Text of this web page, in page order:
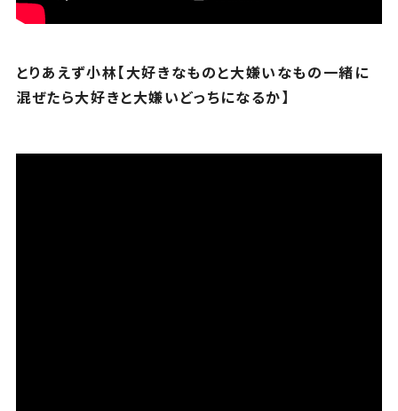
とりあえず小林【大好きなものと大嫌いなもの一緒に
混ぜたら大好きと大嫌いどっちになるか】